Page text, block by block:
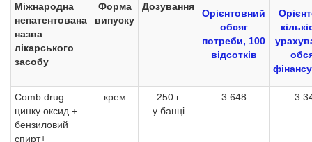
Міжнародна
непатентована
назва
лікарського
засобу
Форма
випуску
Дозування
Орієнтовний
обсяг
потреби, 100
відсотків
Comb drug
цинку оксид +
бензиловий
спирт+
крем
250 г
у банці
3 648 3